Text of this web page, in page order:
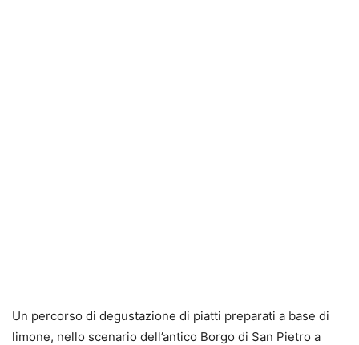
Un percorso di degustazione di piatti preparati a base di
limone, nello scenario dell’antico Borgo di San Pietro a